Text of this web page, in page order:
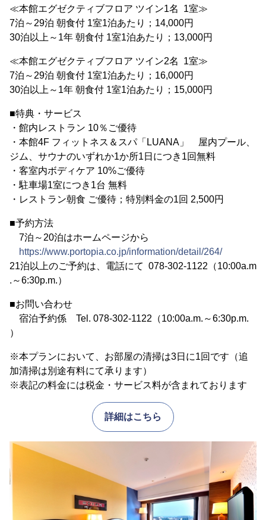
≪本館エグゼクティブフロア ツイン1名 1室≫
7泊～29泊 朝食付 1室1泊あたり；14,000円
30泊以上～1年 朝食付 1室1泊あたり；13,000円
≪本館エグゼクティブフロア ツイン2名 1室≫
7泊～29泊 朝食付 1室1泊あたり；16,000円
30泊以上～1年 朝食付 1室1泊あたり；15,000円
■特典・サービス
・館内レストラン 10％ご優待
・本館4F フィットネス＆スパ「LUANA」 屋内プール、
ジム、サウナのいずれか1か所1日につき1回無料
・客室内ボディケア 10%ご優待
・駐車場1室につき1台 無料
・レストラン朝食 ご優待；特別料金の1回 2,500円
■予約方法
7泊～20泊はホームページから
https://www.portopia.co.jp/information/detail/264/
21泊以上のご予約は、電話にて 078-302-1122（10:00a.m
.～6:30p.m.）
■お問い合わせ
宿泊予約係 Tel. 078-302-1122（10:00a.m.～6:30p.m.
）
※本プランにおいて、お部屋の清掃は3日に1回です（追
加清掃は別途有料にて承ります）
※表記の料金には税金・サービス料が含まれております
詳細はこちら